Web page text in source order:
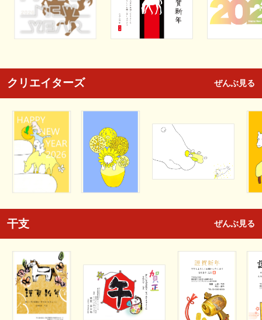
クリエイターズ ぜんぶ見る
干支 ぜんぶ見る